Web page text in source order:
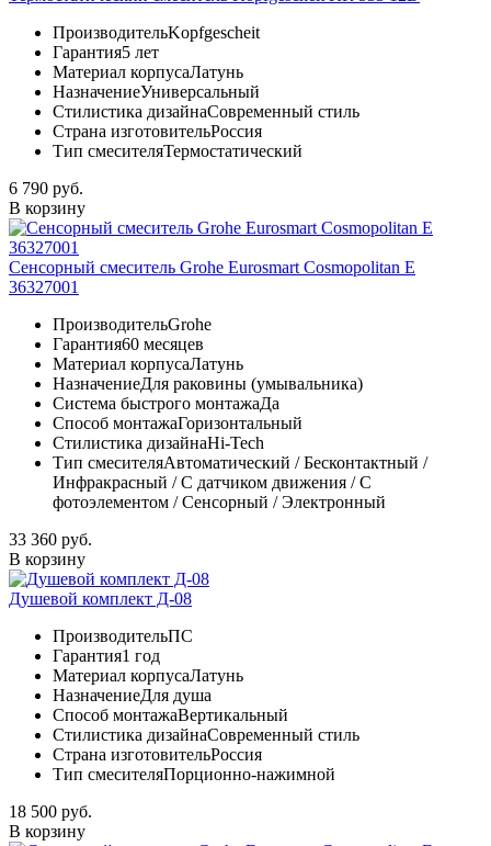
ПроизводительKopfgescheit
Гарантия5 лет
Материал корпусаЛатунь
НазначениеУниверсальный
Стилистика дизайнаСовременный стиль
Страна изготовительРоссия
Тип смесителяТермостатический
6 790 руб.
В корзину
Сенсорный смеситель Grohe Eurosmart Cosmopolitan E
36327001
ПроизводительGrohe
Гарантия60 месяцев
Материал корпусаЛатунь
НазначениеДля раковины (умывальника)
Система быстрого монтажаДа
Способ монтажаГоризонтальный
Стилистика дизайнаHi-Tech
Тип смесителяАвтоматический / Бесконтактный /
Инфракрасный / С датчиком движения / С
фотоэлементом / Сенсорный / Электронный
33 360 руб.
В корзину
Душевой комплект Д-08
ПроизводительПС
Гарантия1 год
Материал корпусаЛатунь
НазначениеДля душа
Способ монтажаВертикальный
Стилистика дизайнаСовременный стиль
Страна изготовительРоссия
Тип смесителяПорционно-нажимной
18 500 руб.
В корзину